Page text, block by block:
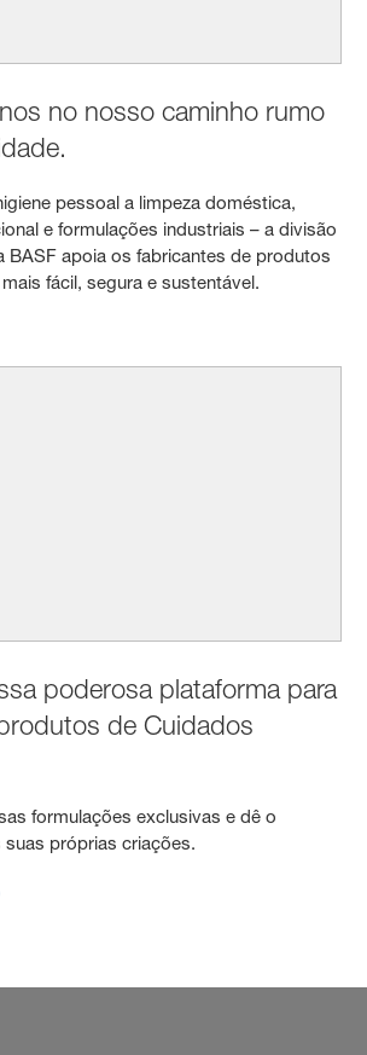
no nosso caminho rumo
pessoal a limpeza doméstica,
e formulações industriais – a divisão
BASF apoia os fabricantes de produtos
fácil, segura e sustentável.
poderosa plataforma para
de Cuidados
formulações exclusivas e dê o
suas próprias criações.